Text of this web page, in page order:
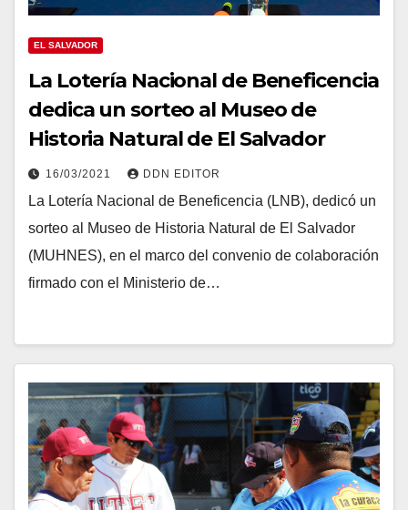
EL SALVADOR
La Lotería Nacional de Beneficencia
dedica un sorteo al Museo de
Historia Natural de El Salvador
16/03/2021 DDN EDITOR
La Lotería Nacional de Beneficencia (LNB), dedicó un
sorteo al Museo de Historia Natural de El Salvador
(MUHNES), en el marco del convenio de colaboración
firmado con el Ministerio de…